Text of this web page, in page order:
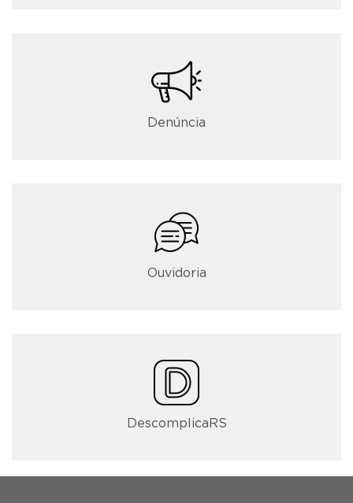
Denúncia
Ouvidoria
DescomplicaRS